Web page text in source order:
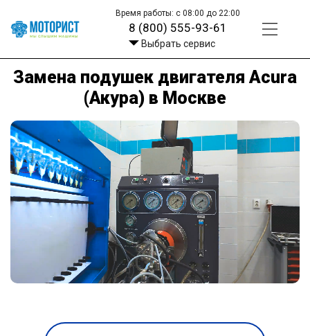
Время работы: с 08:00 до 22:00
8 (800) 555-93-61
Выбрать сервис
Замена подушек двигателя Acura
(Акура) в Москве